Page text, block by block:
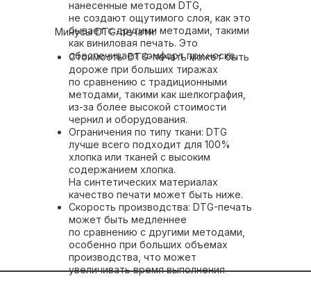
нанесенные методом DTG,
не создают ощутимого слоя, как это
бывает с другими методами, такими
как виниловая печать. Это
обеспечивает комфорт при носке.
Минусы DTG-печати:
Стоимость: DTG-печать может быть
дороже при больших тиражах
по сравнению с традиционными
методами, такими как шелкография,
из-за более высокой стоимости
чернил и оборудования.
Ограничения по типу ткани: DTG
лучше всего подходит для 100%
хлопка или тканей с высоким
содержанием хлопка.
На синтетических материалах
качество печати может быть ниже.
Скорость производства: DTG-печать
может быть медленнее
по сравнению с другими методами,
особенно при больших объемах
производства, что может
увеличивать время выполнения